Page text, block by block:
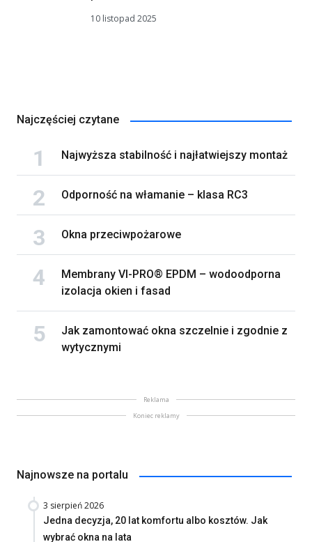
10 listopad 2025
Najczęściej czytane
Najwyższa stabilność i najłatwiejszy montaż
Odporność na włamanie – klasa RC3
Okna przeciwpożarowe
Membrany VI-PRO® EPDM – wodoodporna
izolacja okien i fasad
Jak zamontować okna szczelnie i zgodnie z
wytycznymi
Reklama
Koniec reklamy
Najnowsze na portalu
3 sierpień 2026
Jedna decyzja, 20 lat komfortu albo kosztów. Jak
wybrać okna na lata